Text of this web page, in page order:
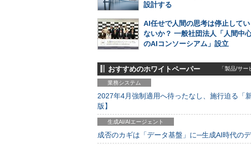
設計する
AI任せで人間の思考は停止してい
ないか？ 一般社団法人「人間中
のAIコンソーシアム」設立
おすすめのホワイトペーパー 「製品/サ
業務システム
2027年4月強制適用へ待ったなし、施行迫る「
版】
生成AI/AIエージェント
成否のカギは「データ基盤」に─生成AI時代の